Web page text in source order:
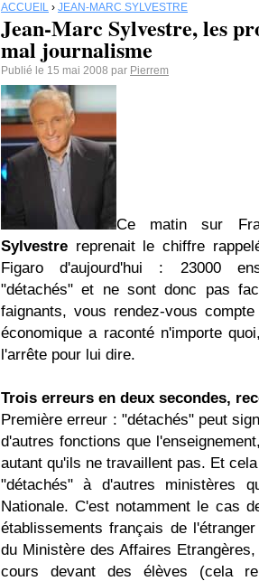
ACCUEIL › JEAN-MARC SYLVESTRE
Jean-Marc Sylvestre, les
mal journalisme
Publié le 15 mai 2008 par Pierrem
Ce matin sur
Sylvestre reprenait le chiffre
Figaro d'aujourd'hui : 23000
"détachés" et ne sont donc pas
faignants, vous rendez-vous
économique a raconté n'importe
l'arrête pour lui dire.
Trois erreurs en deux secondes,
Première erreur : "détachés" peut
d'autres fonctions que
autant qu'ils ne travaillent pas. Et
"détachés" à d'autres ministères
Nationale. C'est notamment le cas
établissements français de
du Ministère des Affaires
cours devant des élèves (cela